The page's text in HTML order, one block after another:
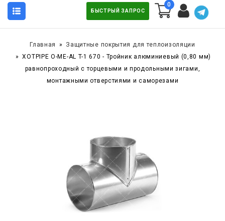
БЫСТРЫЙ ЗАПРОС
0
Главная
Защитные покрытия для теплоизоляции
XOTPIPE O-ME-AL T-1 670 - Тройник алюминиевый (0,80 мм)
равнопроходный с торцевыми и продольными зигами,
монтажными отверстиями и саморезами